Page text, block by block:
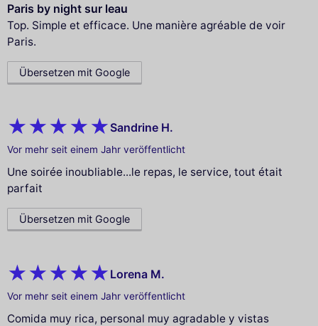
Paris by night sur leau
Top. Simple et efficace. Une manière agréable de voir
Paris.
Übersetzen mit Google
Sandrine H.
Vor mehr seit einem Jahr veröffentlicht
Une soirée inoubliable...le repas, le service, tout était
parfait
Übersetzen mit Google
Lorena M.
Vor mehr seit einem Jahr veröffentlicht
Comida muy rica, personal muy agradable y vistas